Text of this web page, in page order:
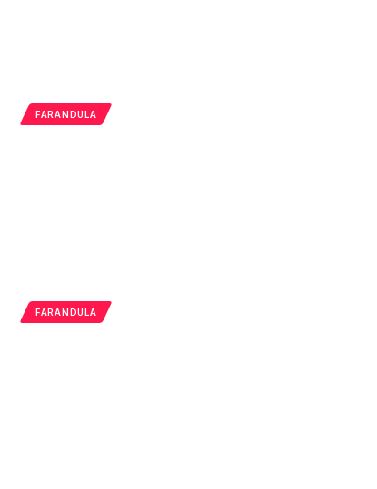
FARANDULA
FARANDULA